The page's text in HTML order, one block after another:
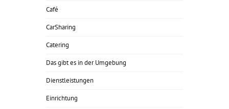
Café
CarSharing
Catering
Das gibt es in der Umgebung
Dienstleistungen
Einrichtung